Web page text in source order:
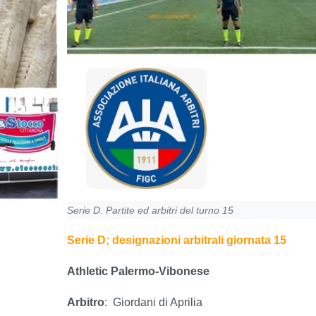
Serie D. Partite ed arbitri del turno 15
Serie D; designazioni arbitrali giornata 15
Athletic Palermo-Vibonese
Arbitro: Giordani di Aprilia